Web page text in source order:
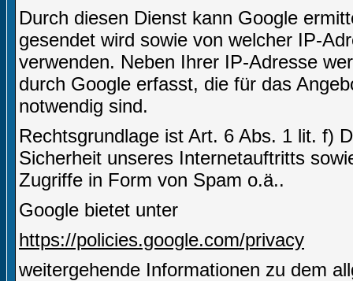
Durch diesen Dienst kann Google
gesendet wird sowie von welcher IP-
verwenden. Neben Ihrer IP-Adresse
durch Google erfasst, die für das
notwendig sind.
Rechtsgrundlage ist Art. 6 Abs. 1 lit. f)
Sicherheit unseres Internetauftritts
Zugriffe in Form von Spam o.ä..
Google bietet unter
https://policies.google.com/privacy
weitergehende Informationen zu dem